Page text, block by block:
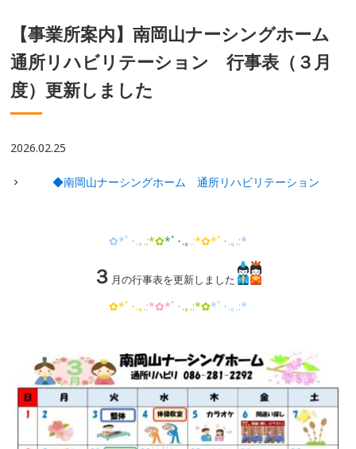
【事業所案内】南岡山ナーシングホーム
通所リハビリテーション 行事表（３月
度）更新しました
2026.02.25
◆南岡山ナーシングホーム 通所リハビリテーション
✿*ﾟ･.｡.:*✿*ﾟ･.｡.:*✿*ﾟ ･.｡.:*
３ 月の行事表を更新しました
✿*ﾟ･.｡.:*✿*ﾟ･.｡.:*✿*ﾟ･.｡.:*